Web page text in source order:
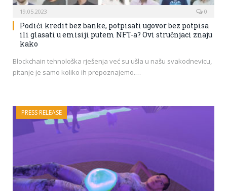
19.05.2023 0
Podići kredit bez banke, potpisati ugovor bez potpisa
ili glasati u emisiji putem NFT-a? Ovi stručnjaci znaju
kako
Blockchain tehnološka rješenja već su ušla u našu svakodnevicu,
pitanje je samo koliko ih prepoznajemo.…
PRESS RELEASE